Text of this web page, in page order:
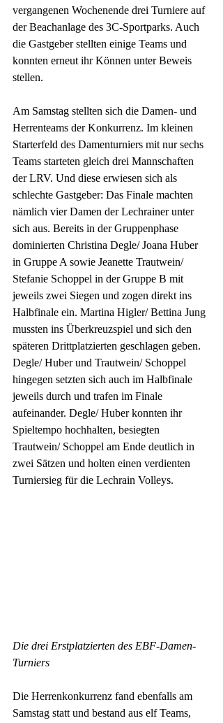
vergangenen Wochenende drei Turniere auf
der Beachanlage des 3C-Sportparks. Auch
die Gastgeber stellten einige Teams und
konnten erneut ihr Können unter Beweis
stellen.
Am Samstag stellten sich die Damen- und
Herrenteams der Konkurrenz. Im kleinen
Starterfeld des Damenturniers mit nur sechs
Teams starteten gleich drei Mannschaften
der LRV. Und diese erwiesen sich als
schlechte Gastgeber: Das Finale machten
nämlich vier Damen der Lechrainer unter
sich aus. Bereits in der Gruppenphase
dominierten Christina Degle/ Joana Huber
in Gruppe A sowie Jeanette Trautwein/
Stefanie Schoppel in der Gruppe B mit
jeweils zwei Siegen und zogen direkt ins
Halbfinale ein. Martina Higler/ Bettina Jung
mussten ins Überkreuzspiel und sich den
späteren Drittplatzierten geschlagen geben.
Degle/ Huber und Trautwein/ Schoppel
hingegen setzten sich auch im Halbfinale
jeweils durch und trafen im Finale
aufeinander. Degle/ Huber konnten ihr
Spieltempo hochhalten, besiegten
Trautwein/ Schoppel am Ende deutlich in
zwei Sätzen und holten einen verdienten
Turniersieg für die Lechrain Volleys.
Die drei Erstplatzierten des EBF-Damen-
Turniers
Die Herrenkonkurrenz fand ebenfalls am
Samstag statt und bestand aus elf Teams,